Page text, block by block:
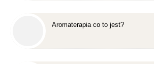
Aromaterapia co to jest?